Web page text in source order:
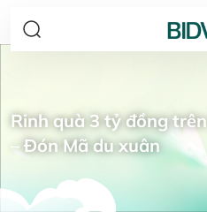
Rinh quà 3 tỷ đồng
– Đón Mã du xuân